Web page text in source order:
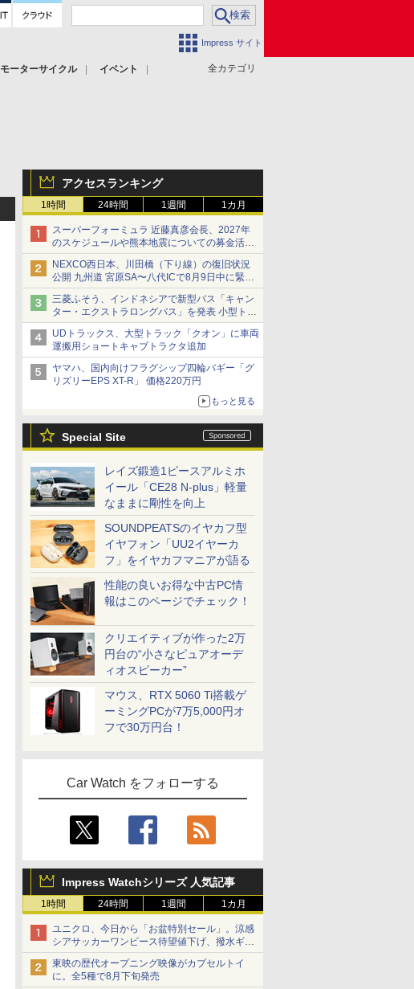
Impress サイト
全カテゴリ
モーターサイクル
イベント
アクセスランキング
1時間 24時間 1週間 1カ月
スーパーフォーミュラ 近藤真彦会長、2027年
のスケジュールや熊本地震についての募金活動
を紹介
NEXCO西日本、川田橋（下り線）の復旧状況
公開 九州道 宮原SA〜八代ICで8月9日中に緊急
車両を通行可能に
三菱ふそう、インドネシアで新型バス「キャン
ター・エクストラロングバス」を発表 小型トラ
ックベースの観光・旅客輸送向けバス
UDトラックス、大型トラック「クオン」に車両
運搬用ショートキャブトラクタ追加
ヤマハ、国内向けフラグシップ四輪バギー「グ
リズリーEPS XT-R」 価格220万円
もっと見る
Special Site
レイズ鍛造1ピースアルミホ
イール「CE28 N-plus」軽量
なままに剛性を向上
SOUNDPEATSのイヤカフ型
イヤフォン「UU2イヤーカ
フ」をイヤカフマニアが語る
性能の良いお得な中古PC情
報はこのページでチェック！
クリエイティブが作った2万
円台の“小さなピュアオーデ
ィオスピーカー”
マウス、RTX 5060 Ti搭載ゲ
ーミングPCが7万5,000円オ
フで30万円台！
Car Watch をフォローする
Impress Watchシリーズ 人気記事
1時間 24時間 1週間 1カ月
ユニクロ、今日から「お盆特別セール」。涼感
シアサッカーワンピース待望値下げ、撥水ギア
ショーツは1990円に
東映の歴代オープニング映像がカプセルトイ
に。全5種で8月下旬発売